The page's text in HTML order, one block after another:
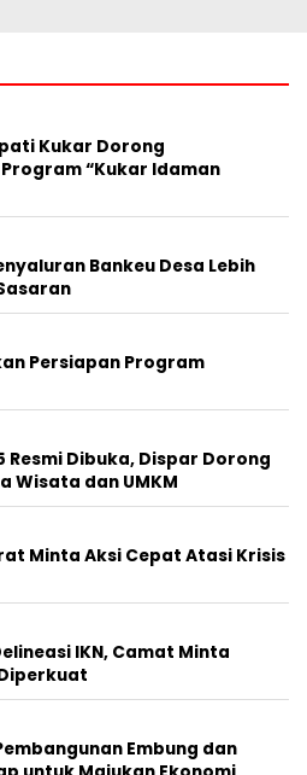
Kukar Dorong
“Kukar Idaman
Bankeu Desa Lebih
Persiapan Program
Resmi Dibuka, Dispar Dorong
Wisata dan UMKM
Minta Aksi Cepat Atasi Krisis
IKN, Camat Minta
Embung dan